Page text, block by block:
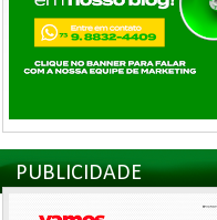
PUBLICIDADE